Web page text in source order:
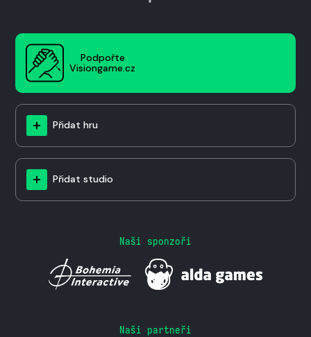
Podpořte
Visiongame.cz
Přidat hru
Přidat studio
Naši sponzoři
Naši partneři